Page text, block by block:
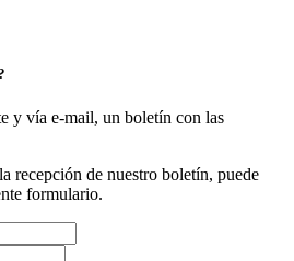
y vía e-mail, un boletín con las
recepción de nuestro boletín, puede
formulario.